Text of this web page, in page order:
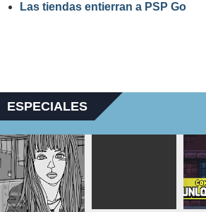
Las tiendas entierran a PSP Go
ESPECIALES